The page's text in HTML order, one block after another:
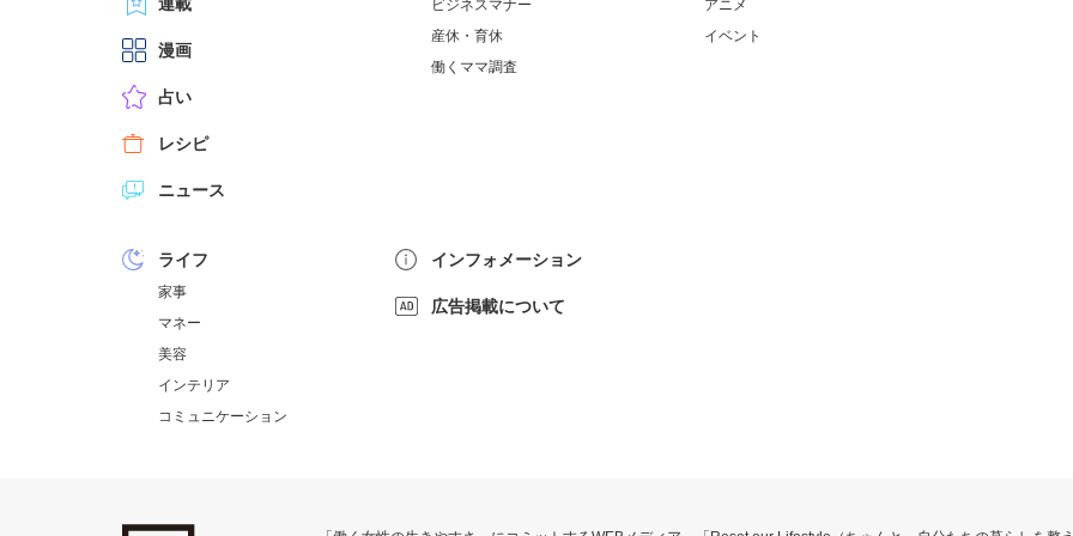
漫画
占い
レシピ
ニュース
ビジネスマナー
産休・育休
働くママ調査
アニメ
イベント
ライフ
家事
マネー
美容
インテリア
コミュニケーション
インフォメーション
広告掲載について